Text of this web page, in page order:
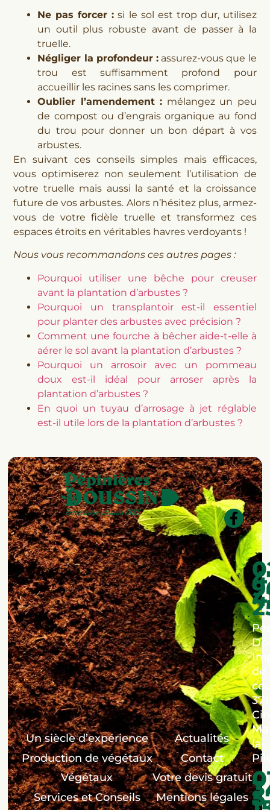
Ne pas forcer : si le sol est trop dur, utilisez
un outil plus robuste avant de passer à la
truelle.
Négliger la profondeur : assurez-vous que le
trou est suffisamment profond pour
accueillir les racines sans les comprimer.
Oublier l’amendement : mélangez un peu
de compost ou d’engrais organique au fond
du trou pour donner un bon départ à vos
arbustes.
En suivant ces conseils simples mais efficaces,
vous optimiserez non seulement l’utilisation de
votre truelle mais aussi la santé et la croissance
future de vos arbustes. Alors n’hésitez plus, armez-
vous de votre fidèle truelle et transformez ces
espaces étroits en véritables havres verdoyants !
Nous vous recommandons ces autres pages :
Pourquoi utiliser une bêche pour creuser
avant la plantation d’arbustes ?
Pourquoi un transplantoir est-il essentiel
pour planter des arbustes avec précision ?
Comment une fourche à bêcher aide-t-elle à
aérer le sol avant la plantation d’arbustes ?
Pourquoi un arrosoir avec un pommeau
doux est-il idéal pour arroser après la
plantation d’arbustes ?
En quoi un tuyau d’arrosage à jet réglable
est-il utile lors de la plantation d’arbustes ?
Un siècle d’expérience
Production de végétaux
Végétaux
Services et Conseils
Actualités
Contact
Votre devis gratuit
Mentions légales
de
la-